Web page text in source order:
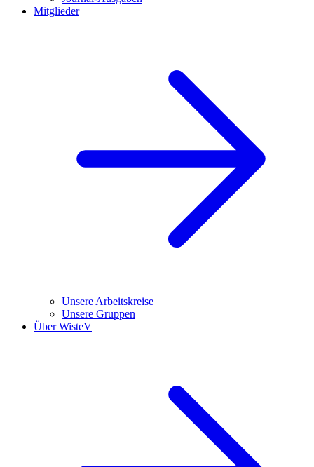
Mitglieder
Unsere Arbeitskreise
Unsere Gruppen
Über WisteV